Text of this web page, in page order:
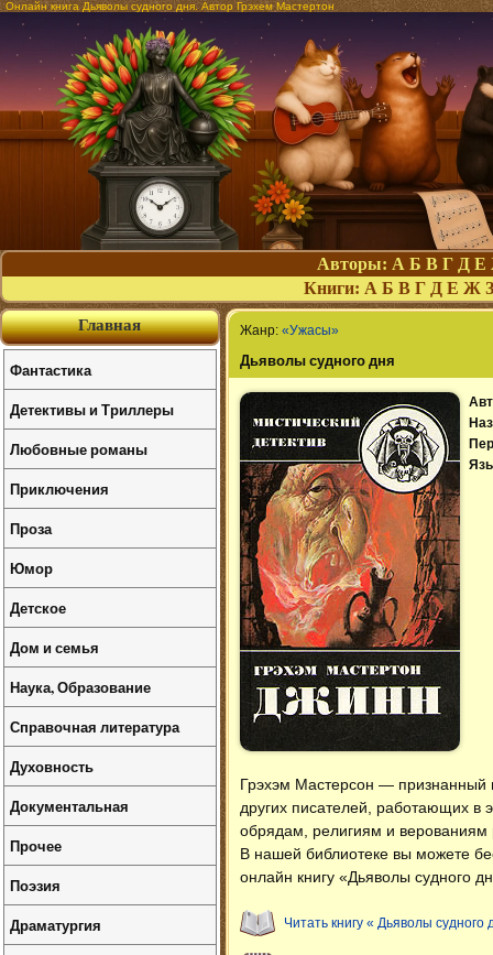
Онлайн книга Дьяволы судного дня. Автор Грэхем Мастертон
Авторы: А Б В Г Д Е
Книги: А Б В Г Д Е Ж З
Жанр: «Ужасы»
Дьяволы судного дня
Грэхэм Мастерсон — признанный
других писателей, работающих
обрядам, религиям и
В нашей библиотеке вы можете
онлайн книгу «Дьяволы судного
Читать книгу « Дьяволы судного
Главная
Фантастика
Детективы и Триллеры
Любовные романы
Приключения
Проза
Юмор
Детское
Дом и семья
Наука, Образование
Справочная литература
Духовность
Документальная
Прочее
Поэзия
Драматургия